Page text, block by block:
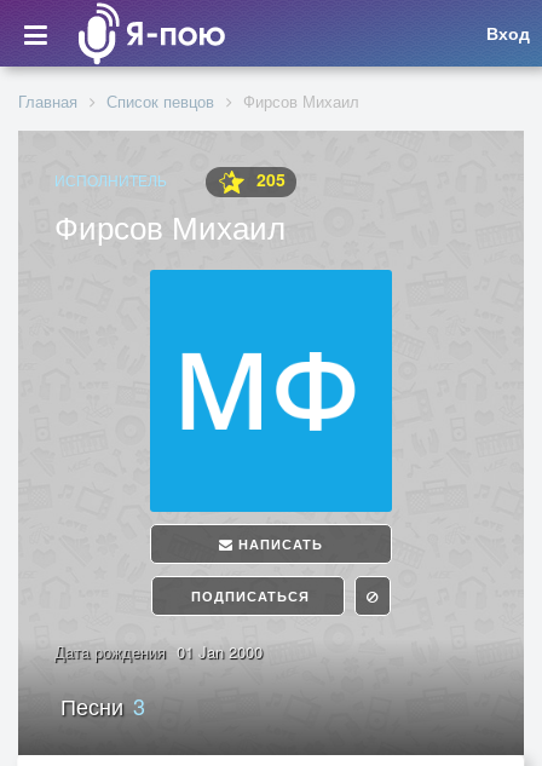
Вход
Главная Список певцов Фирсов Михаил
ИСПОЛНИТЕЛЬ 205
Фирсов Михаил
НАПИСАТЬ
ПОДПИСАТЬСЯ
Дата рождения 01 Jan 2000
Песни 3